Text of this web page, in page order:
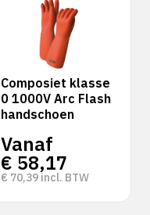
Composiet klasse
0 1000V Arc Flash
handschoen
Vanaf
€ 58,17
€ 70,39 incl. BTW